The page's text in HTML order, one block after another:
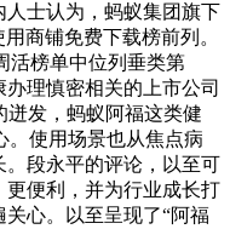
士认为，蚂蚁集团旗下
商铺免费下载榜前列。
活榜单中位列垂类第
理慎密相关的上市公司
发，蚂蚁阿福这类健
使用场景也从焦点病
。段永平的评论，以至可
便利，并为行业成长打
心。以至呈现了“阿福